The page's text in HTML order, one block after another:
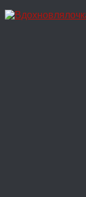
Перейти